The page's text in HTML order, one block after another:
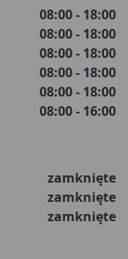
08:00 - 18:00
08:00 - 18:00
08:00 - 18:00
08:00 - 18:00
08:00 - 18:00
08:00 - 16:00
zamknięte
zamknięte
zamknięte